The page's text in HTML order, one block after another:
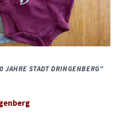
JAHRE STADT DRINGENBERG“